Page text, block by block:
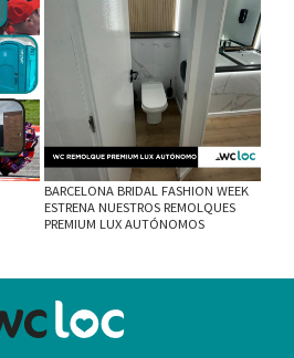
BARCELONA BRIDAL FASHION WEEK
ESTRENA NUESTROS REMOLQUES
PREMIUM LUX AUTÓNOMOS